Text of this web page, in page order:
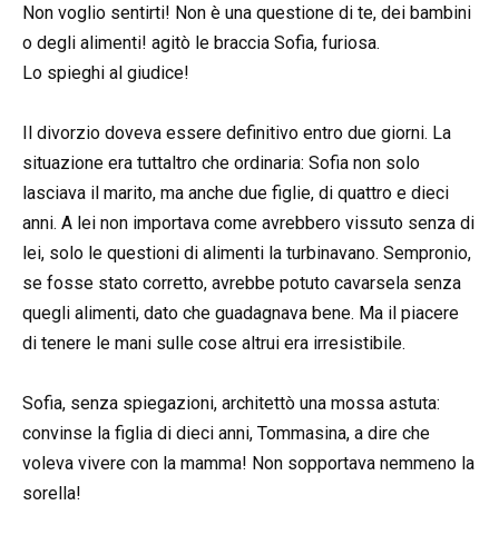
Non voglio sentirti! Non è una questione di te, dei bambini
o degli alimenti! agitò le braccia Sofia, furiosa.
Lo spieghi al giudice!
Il divorzio doveva essere definitivo entro due giorni. La
situazione era tuttaltro che ordinaria: Sofia non solo
lasciava il marito, ma anche due figlie, di quattro e dieci
anni. A lei non importava come avrebbero vissuto senza di
lei, solo le questioni di alimenti la turbinavano. Sempronio,
se fosse stato corretto, avrebbe potuto cavarsela senza
quegli alimenti, dato che guadagnava bene. Ma il piacere
di tenere le mani sulle cose altrui era irresistibile.
Sofia, senza spiegazioni, architettò una mossa astuta:
convinse la figlia di dieci anni, Tommasina, a dire che
voleva vivere con la mamma! Non sopportava nemmeno la
sorella!